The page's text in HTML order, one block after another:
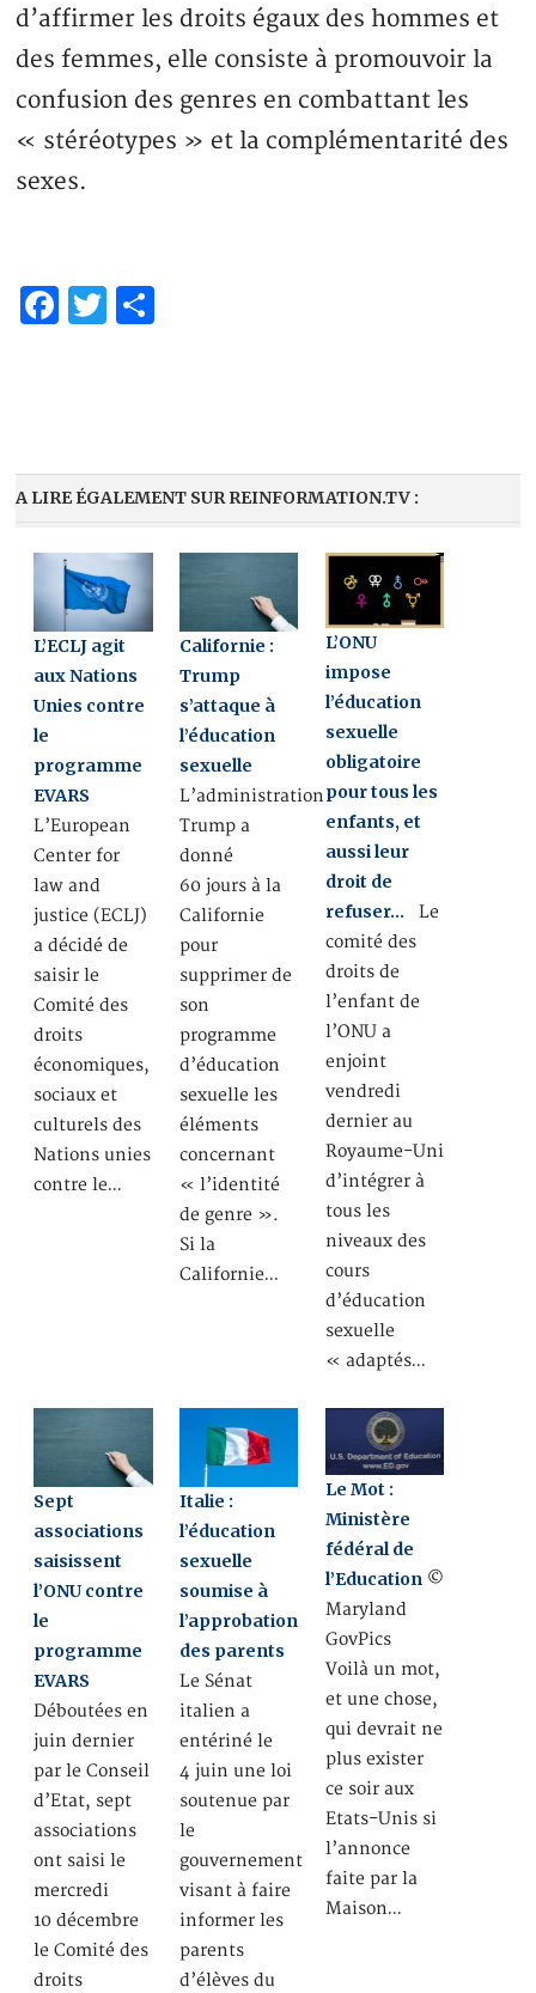
d’affirmer les droits égaux des hommes et
des femmes, elle consiste à promouvoir la
confusion des genres en combattant les
« stéréotypes » et la complémentarité des
sexes.
Facebook
Twitter
A LIRE ÉGALEMENT SUR REINFORMATION.TV :
L’ECLJ agit
aux Nations
Unies contre
le
programme
EVARS
L’European
Center for
law and
justice (ECLJ)
a décidé de
saisir le
Comité des
droits
économiques,
sociaux et
culturels des
Nations unies
contre le…
Californie :
Trump
s’attaque à
l’éducation
sexuelle
L’administration
Trump a
donné
60 jours à la
Californie
pour
supprimer de
son
programme
d’éducation
sexuelle les
éléments
concernant
« l’identité
de genre ».
Si la
Californie…
L’ONU
impose
l’éducation
sexuelle
obligatoire
pour tous les
enfants, et
aussi leur
droit de
refuser… Le
comité des
droits de
l’enfant de
l’ONU a
enjoint
vendredi
dernier au
Royaume-Uni
d’intégrer à
tous les
niveaux des
cours
d’éducation
sexuelle
« adaptés…
Sept
associations
saisissent
l’ONU contre
le
programme
EVARS
Déboutées en
juin dernier
par le Conseil
d’Etat, sept
associations
ont saisi le
mercredi
10 décembre
le Comité des
droits
Italie :
l’éducation
sexuelle
soumise à
l’approbation
des parents
Le Sénat
italien a
entériné le
4 juin une loi
soutenue par
le
gouvernement
visant à faire
informer les
parents
d’élèves du
Le Mot :
Ministère
fédéral de
l’Education ©
Maryland
GovPics
Voilà un mot,
et une chose,
qui devrait ne
plus exister
ce soir aux
Etats-Unis si
l’annonce
faite par la
Maison…